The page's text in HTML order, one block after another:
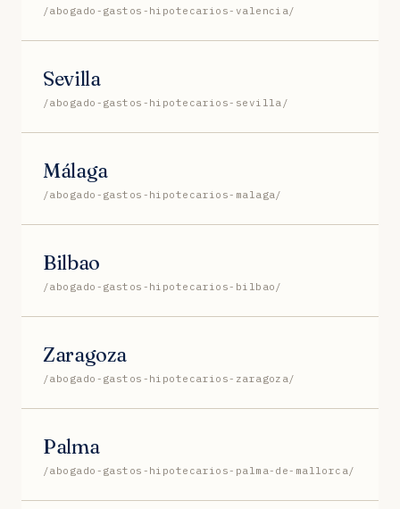
/abogado-gastos-hipotecarios-valencia/
Sevilla
/abogado-gastos-hipotecarios-sevilla/
Málaga
/abogado-gastos-hipotecarios-malaga/
Bilbao
/abogado-gastos-hipotecarios-bilbao/
Zaragoza
/abogado-gastos-hipotecarios-zaragoza/
Palma
/abogado-gastos-hipotecarios-palma-de-mallorca/